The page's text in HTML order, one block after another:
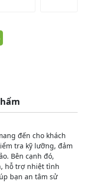
đến cho khách
tra kỹ lưỡng, đảm
Bên cạnh đó,
hỗ trợ nhiệt tình
bạn an tâm sử